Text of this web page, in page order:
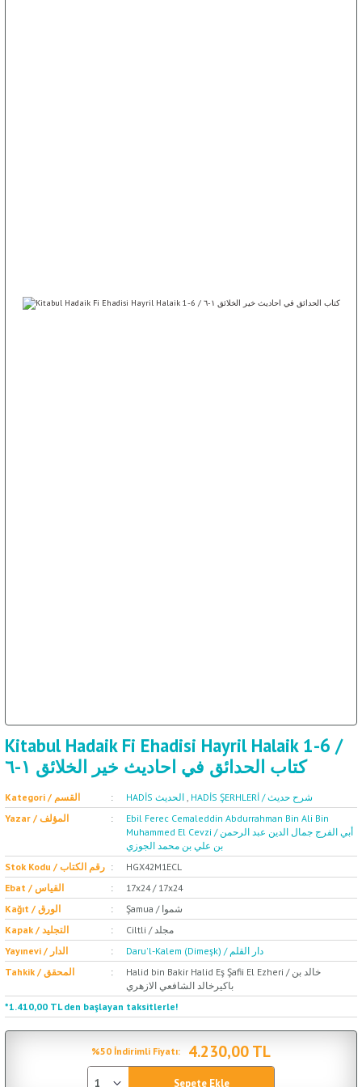
Kitabul Hadaik Fi Ehadisi Hayril Halaik 1-6 /
كتاب الحدائق في احاديث خير الخلائق ١-٦
Kategori / القسم HADİS الحديث ,
HADİS ŞERHLERİ / شرح حديث
Yazar / المؤلف
Ebil Ferec Cemaleddin Abdurrahman Bin Ali Bin
Muhammed El Cevzi / أبي الفرج جمال الدين عبد الرحمن
بن علي بن محمد الجوزي
Stok Kodu / رقم الكتاب
HGX42M1ECL
Ebat / القياس
17x24 / 17x24
Kağıt / الورق
Şamua / شموا
Kapak / التجليد
Ciltli / مجلد
Yayınevi / الدار
Daru'l-Kalem (Dimeşk) / دار القلم
Tahkik / المحقق
Halid bin Bakir Halid Eş Şafii El Ezheri / خالد بن
باكيرخالد الشافعي الازهري
*1.410,00 TL den başlayan taksitlerle!
%50 İndirimli Fiyatı: 4.230,00 TL
Sepete Ekle